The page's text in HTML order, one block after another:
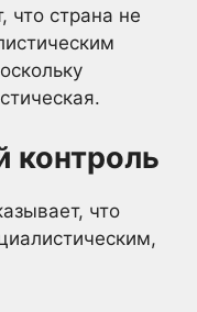
что страна не
контроль
что